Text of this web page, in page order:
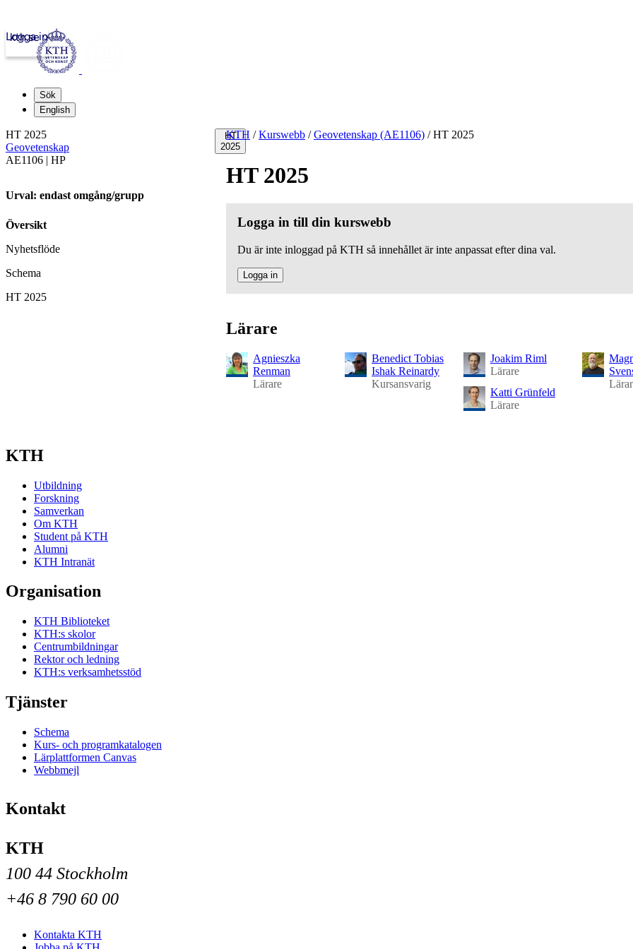
kth.se
Logga in
Sök
English
HT
2025
KTH / Kurswebb / Geovetenskap (AE1106) /HT 2025
HT 2025
Logga in till din kurswebb
Du är inte inloggad på KTH så innehållet är inte anpassat efter dina val.
Logga in
Lärare
Agnieszka
Renman
Lärare
Benedict Tobias
Ishak Reinardy
Kursansvarig
Joakim Riml
Lärare
Katti Grünfeld
Lärare
HT 2025
Geovetenskap
AE1106 | HP
Urval: endast omgång/grupp
Översikt
Nyhetsflöde
Schema
HT 2025
KTH
Utbildning
Forskning
Samverkan
Om KTH
Student på KTH
Alumni
KTH Intranät
Organisation
KTH Biblioteket
KTH:s skolor
Centrumbildningar
Rektor och ledning
KTH:s verksamhetsstöd
Tjänster
Schema
Kurs- och programkatalogen
Lärplattformen Canvas
Webbmejl
Kontakt
KTH
100 44 Stockholm
+46 8 790 60 00
Kontakta KTH